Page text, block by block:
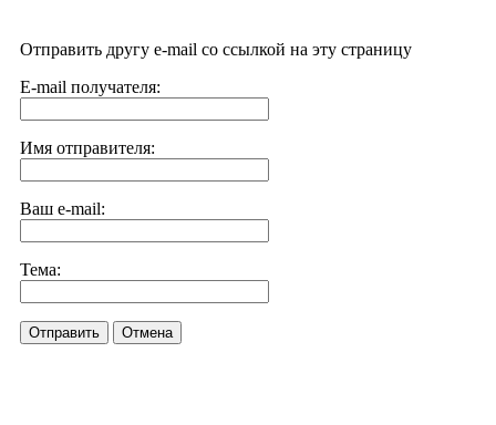
Отправить другу e-mail со ссылкой на эту страницу
E-mail получателя:
Имя отправителя:
Ваш e-mail:
Тема:
Отправить Отмена